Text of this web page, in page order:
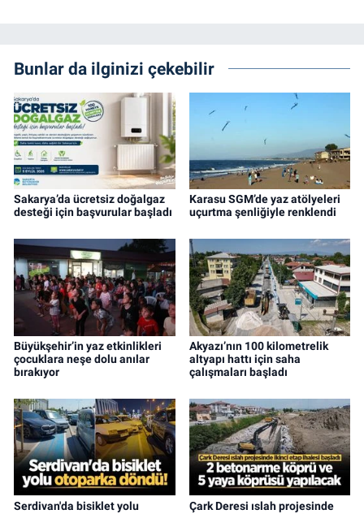
Bunlar da ilginizi çekebilir
Sakarya’da ücretsiz doğalgaz
desteği için başvurular başladı
Karasu SGM’de yaz atölyeleri
uçurtma şenliğiyle renklendi
Büyükşehir’in yaz etkinlikleri
çocuklara neşe dolu anılar
bırakıyor
Akyazı’nın 100 kilometrelik
altyapı hattı için saha
çalışmaları başladı
Serdivan'da bisiklet yolu
Çark Deresi ıslah projesinde